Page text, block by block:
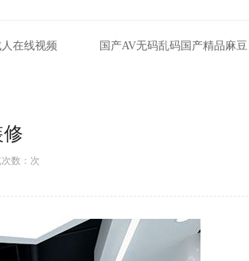
在线视频 国产AV无码乱码国产精品麻豆
： 次